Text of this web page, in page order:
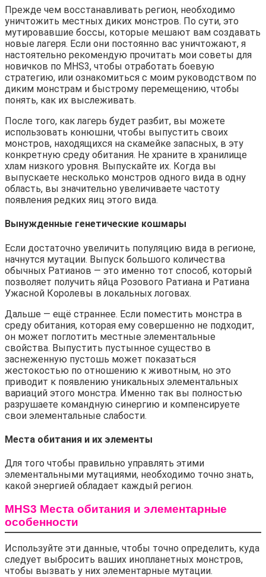
Прежде чем восстанавливать регион, необходимо
уничтожить местных диких монстров. По сути, это
мутировавшие боссы, которые мешают вам создавать
новые лагеря. Если они постоянно вас уничтожают, я
настоятельно рекомендую прочитать мои советы для
новичков по MHS3, чтобы отработать боевую
стратегию, или ознакомиться с моим руководством по
диким монстрам и быстрому перемещению, чтобы
понять, как их выслеживать.
После того, как лагерь будет разбит, вы можете
использовать конюшни, чтобы выпустить своих
монстров, находящихся на скамейке запасных, в эту
конкретную среду обитания. Не храните в хранилище
хлам низкого уровня. Выпускайте их. Когда вы
выпускаете несколько монстров одного вида в одну
область, вы значительно увеличиваете частоту
появления редких яиц этого вида.
Вынужденные генетические кошмары
Если достаточно увеличить популяцию вида в регионе,
начнутся мутации. Выпуск большого количества
обычных Ратианов — это именно тот способ, который
позволяет получить яйца Розового Ратиана и Ратиана
Ужасной Королевы в локальных логовах.
Дальше — ещё страннее. Если поместить монстра в
среду обитания, которая ему совершенно не подходит,
он может поглотить местные элементальные
свойства. Выпустить пустынное существо в
заснеженную пустошь может показаться
жестокостью по отношению к животным, но это
приводит к появлению уникальных элементальных
вариаций этого монстра. Именно так вы полностью
разрушаете командную синергию и компенсируете
свои элементальные слабости.
Места обитания и их элементы
Для того чтобы правильно управлять этими
элементальными мутациями, необходимо точно знать,
какой энергией обладает каждый регион.
MHS3 Места обитания и элементарные
особенности
Используйте эти данные, чтобы точно определить, куда
следует выбросить ваших инопланетных монстров,
чтобы вызвать у них элементарные мутации.